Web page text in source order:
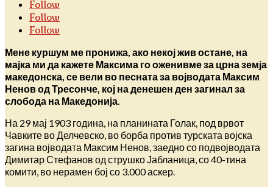
Follow
Follow
Follow
Мене куршум ме пронижа, ако некој жив остане, на
мајка ми да кажете Максима го оженивме за црна земја
македонска, се вели во песната за војводата Максим
Ненов од Тресонче, кој на денешен ден загинал за
слобода на Македонија.
На 29 мај 1903 година, на планината Голак, под врвот
Чавките во Делчевско, во борба против турската војска
загина војводата Максим Ненов, заедно со подвојводата
Димитар Стефанов од струшко Јабланица, со 40-тина
комити, во нерамен бој со 3.000 аскер.